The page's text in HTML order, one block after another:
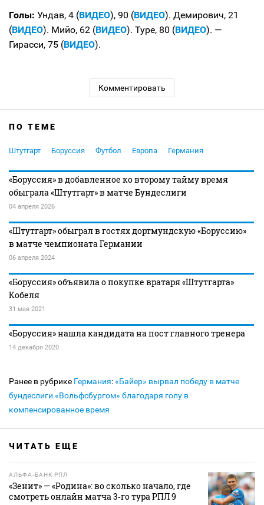
Голы: Ундав, 4 (ВИДЕО), 90 (ВИДЕО). Демирович, 21
(ВИДЕО). Мийо, 62 (ВИДЕО). Туре, 80 (ВИДЕО). —
Гирасси, 75 (ВИДЕО).
Комментировать
ПО ТЕМЕ
Штутгарт Боруссия Футбол Европа Германия
«Боруссия» в добавленное ко второму тайму время
обыграла «Штутгарт» в матче Бундеслиги
04 апреля 2026
«Штутгарт» обыграл в гостях дортмундскую «Боруссию»
в матче чемпионата Германии
06 апреля 2024
«Боруссия» объявила о покупке вратаря «Штутгарта»
Кобеля
31 мая 2021
«Боруссия» нашла кандидата на пост главного тренера
14 декабря 2020
Ранее в рубрике Германия:«Байер» вырвал победу в матче
бундеслиги «Вольфсбургом» благодаря голу в
компенсированное время
ЧИТАТЬ ЕЩЕ
АЛЬФА-БАНК РПЛ
«Зенит» — «Родина»: во сколько начало, где
смотреть онлайн матча 3‑го тура РПЛ 9